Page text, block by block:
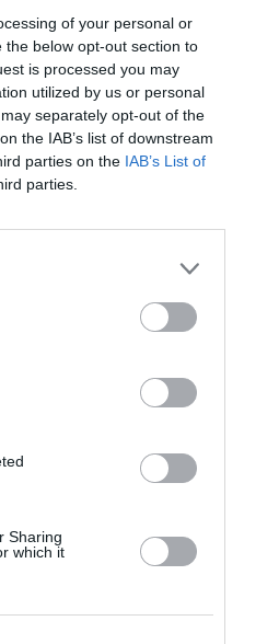
of your personal or
below opt-out section to
is processed you may
utilized by us or personal
separately opt-out of the
the IAB’s list of downstream
parties on the IAB’s List of
parties.
Sharing
which it